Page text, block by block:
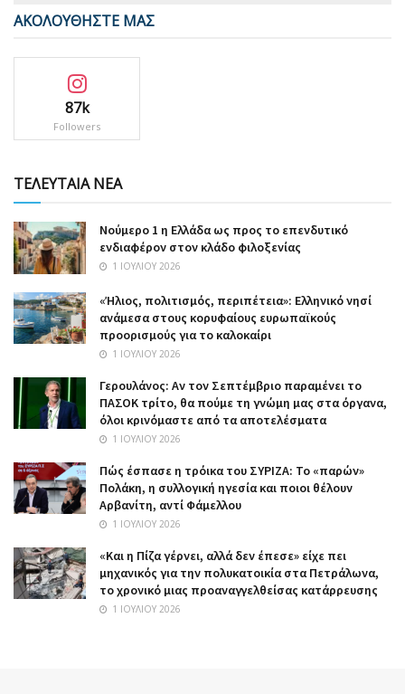
ΑΚΟΛΟΥΘΗΣΤΕ ΜΑΣ
87k
Followers
ΤΕΛΕΥΤΑΙΑ ΝΕΑ
Nούμερο 1 η Ελλάδα ως προς το επενδυτικό
ενδιαφέρον στον κλάδο φιλοξενίας
1 ΙΟΥΛΊΟΥ 2026
«Ήλιος, πολιτισμός, περιπέτεια»: Ελληνικό νησί
ανάμεσα στους κορυφαίους ευρωπαϊκούς
προορισμούς για το καλοκαίρι
1 ΙΟΥΛΊΟΥ 2026
Γερουλάνος: Αν τον Σεπτέμβριο παραμένει το
ΠΑΣΟΚ τρίτο, θα πούμε τη γνώμη μας στα όργανα,
όλοι κρινόμαστε από τα αποτελέσματα
1 ΙΟΥΛΊΟΥ 2026
Πώς έσπασε η τρόικα του ΣΥΡΙΖΑ: Το «παρών»
Πολάκη, η συλλογική ηγεσία και ποιοι θέλουν
Αρβανίτη, αντί Φάμελλου
1 ΙΟΥΛΊΟΥ 2026
«Και η Πίζα γέρνει, αλλά δεν έπεσε» είχε πει
μηχανικός για την πολυκατοικία στα Πετράλωνα,
το χρονικό μιας προαναγγελθείσας κατάρρευσης
1 ΙΟΥΛΊΟΥ 2026